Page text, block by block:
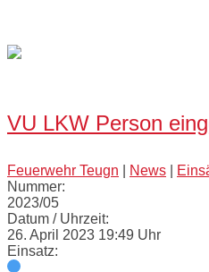
VU LKW Person
Feuerwehr Teugn News
Nummer:
2023/05
Datum / Uhrzeit:
26. April 2023 19:49 Uhr
Einsatz: